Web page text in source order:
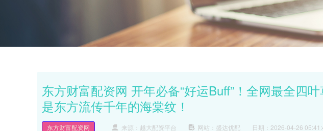
东方财富配资网 开年必备“好运Buff”！全网最全四
是东方流传千年的海棠纹！
东方财富配资网 来源：越大配资平台 网站：盛达优配 日期：2026-04-26